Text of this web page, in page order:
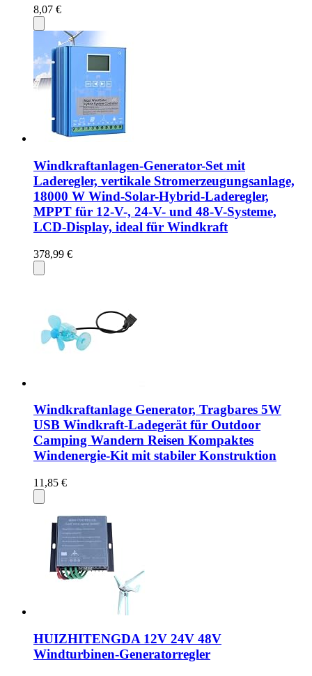
8,07 €
Windkraftanlagen-Generator-Set mit
Laderegler, vertikale Stromerzeugungsanlage,
18000 W Wind-Solar-Hybrid-Laderegler,
MPPT für 12-V-, 24-V- und 48-V-Systeme,
LCD-Display, ideal für Windkraft
378,99 €
Windkraftanlage Generator, Tragbares 5W
USB Windkraft-Ladegerät für Outdoor
Camping Wandern Reisen Kompaktes
Windenergie-Kit mit stabiler Konstruktion
11,85 €
HUIZHITENGDA 12V 24V 48V
Windturbinen-Generatorregler